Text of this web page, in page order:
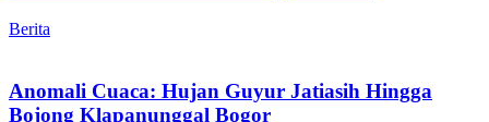
Berita
Anomali Cuaca: Hujan Guyur Jatiasih Hingga
Bojong Klapanunggal Bogor